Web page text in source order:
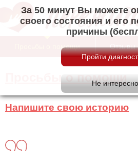
За 50 минут Вы можете
своего состояния и его
причины
Просьбы о помощи Отзывы
Просьбы о помощи
Напишите свою историю